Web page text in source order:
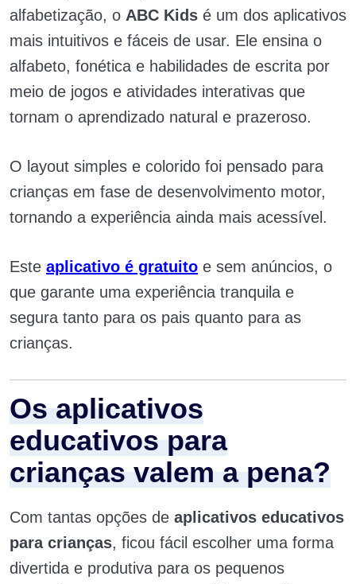
alfabetização, o ABC Kids é um dos aplicativos
mais intuitivos e fáceis de usar. Ele ensina o
alfabeto, fonética e habilidades de escrita por
meio de jogos e atividades interativas que
tornam o aprendizado natural e prazeroso.
O layout simples e colorido foi pensado para
crianças em fase de desenvolvimento motor,
tornando a experiência ainda mais acessível.
Este aplicativo é gratuito e sem anúncios, o
que garante uma experiência tranquila e
segura tanto para os pais quanto para as
crianças.
Os aplicativos
educativos para
crianças valem a pena?
Com tantas opções de aplicativos educativos
para crianças, ficou fácil escolher uma forma
divertida e produtiva para os pequenos